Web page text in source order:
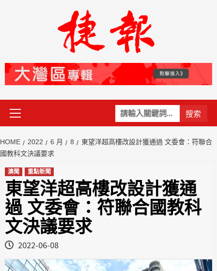
關
鍵
Primary
Menu
HOME 2022 6 月 8
東望洋超高樓改設計獲通過 文委會：符聯合
國教科文決議要求
澳聞 重點新聞
東望洋超高樓改設計獲通
過 文委會：符聯合國教科
文決議要求
2022-06-08